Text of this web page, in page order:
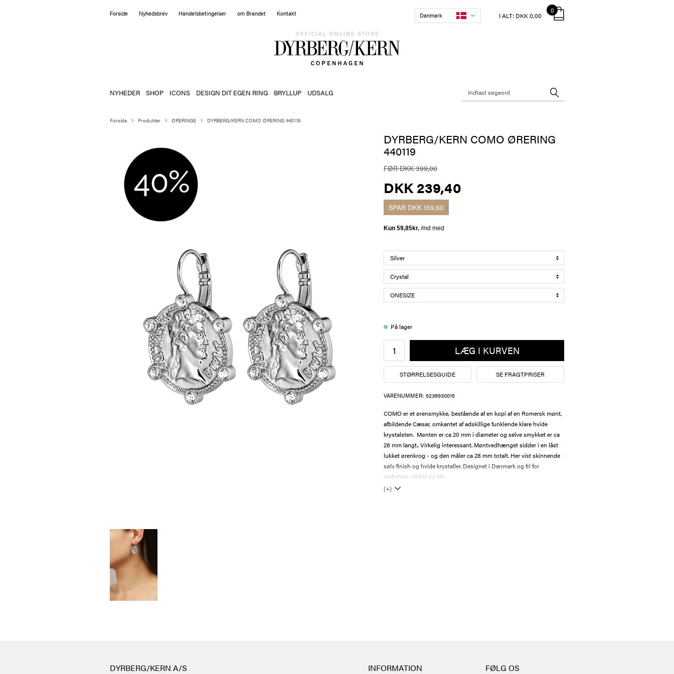
Forside Nyhedsbrev Handelsbetingelser om Brandet Kontakt Danmark
0
I ALT: DKK 0,00
NYHEDER SHOP ICONS DESIGN DIT EGEN RING BRYLLUP UDSALG
Forside Produkter ØRERINGE DYRBERG/KERN COMO ØRERING 440119
DYRBERG/KERN COMO ØRERING
440119
FØR DKK 399,00
DKK 239,40
SPAR DKK 159,60
På lager
LÆG I KURVEN
STØRRELSESGUIDE SE FRAGTPRISER
VARENUMMER: 5236930015
COMO er et ørensmykke, bestående af en kopi af en Romersk mønt,
afbildende Cæsar, omkantet af adskillige funklende klare hvide
krystalsten. Mønten er ca 20 mm i diameter og selve smykket er ca
28 mm langt.. Virkelig interessant. Møntvedhænget sidder i en låst
lukket ørenkrog - og den måler ca 28 mm totalt. Her vist skinnende
sølv finish og hvide krystaller. Designet i Danmark og fri for
cadmium, nikkel og bly.
(+)
DYRBERG/KERN A/S INFORMATION FØLG OS